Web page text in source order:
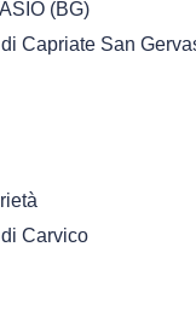
(BG)
Capriate San
Carvico